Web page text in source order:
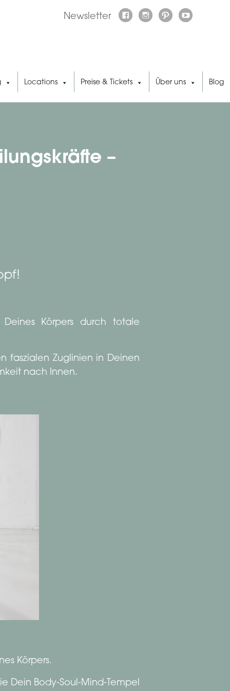
Newsletter
Locations Preise & Tickets Über uns Blog
–
Deines Körpers durch totale
faszialen Zuglinien in Deinen
nach Innen.
Körpers.
Dein Body-Soul-Mind-Tempel